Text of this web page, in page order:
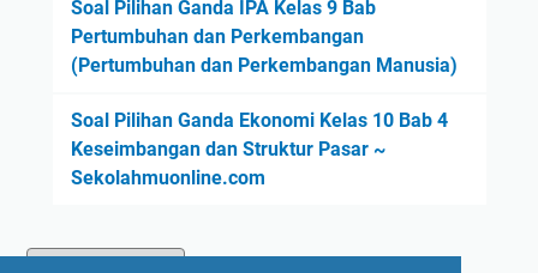
Soal Pilihan Ganda IPA Kelas 9 Bab
Pertumbuhan dan Perkembangan
(Pertumbuhan dan Perkembangan Manusia)
Soal Pilihan Ganda Ekonomi Kelas 10 Bab 4
Keseimbangan dan Struktur Pasar ~
Sekolahmuonline.com